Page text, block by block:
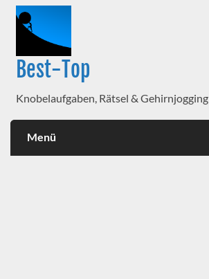
Best-Top
Knobelaufgaben, Rätsel & Gehirnjogging
Menü